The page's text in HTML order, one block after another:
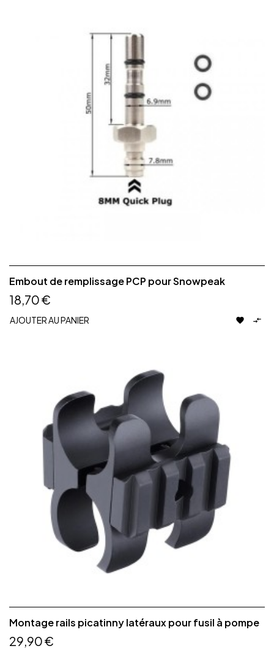
Embout de remplissage PCP pour Snowpeak
18,70 €
AJOUTER AU PANIER  
Montage rails picatinny latéraux pour fusil à pompe
29,90 €